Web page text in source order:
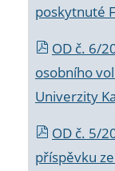
poskytnuté
OD č. 6/
osobního
Univerzity
OD č. 5/
příspěvku